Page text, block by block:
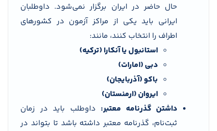
حال حاضر در ایران برگزار نمی‌شود. داوطلبان
ایرانی باید یکی از مراکز آزمون در کشورهای
اطراف را انتخاب کنند، مانند:
استانبول یا آنکارا (ترکیه)
دبی (امارات)
باکو (آذربایجان)
ایروان (ارمنستان)
داشتن گذرنامه معتبر: داوطلب باید در زمان
ثبت‌نام، گذرنامه معتبر داشته باشد تا بتواند در